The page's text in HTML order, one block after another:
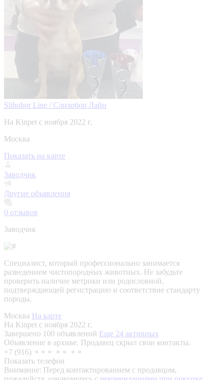
Slihobor Line / Слихобор Лайн
На Kinpet c ноября 2022 г.
Москва
Показать на карте
Заводчик
Другие объявления
0 отзывов
Заводчик
Специалист, который профессионально занимается
разведением чистопородных животных. Не забудьте
проверить наличие метрики или родословной,
подтверждающей регистрацию и соответствие стандарту
породы.
Москва На карте
На Kinpet c ноября 2022 г.
Завершено 100 объявлений Еще 24 активных
Объявление в архиве. Продавец скрыл свои контакты.
+7 (916) ⚬⚬⚬ ⚬⚬ ⚬⚬
Показать телефон
Внимание: Перед контактированием с продавцом,